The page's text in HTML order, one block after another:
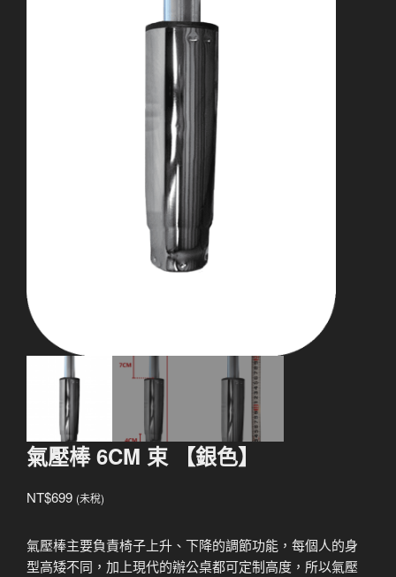
氣壓棒 6CM 束 【銀色】
NT$699 (未稅)
氣壓棒主要負責椅子上升、下降的調節功能，每個人的身
型高矮不同，加上現代的辦公桌都可定制高度，所以氣壓